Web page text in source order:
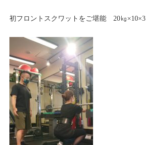
初フロントスクワットをご堪能 20㎏×10×3